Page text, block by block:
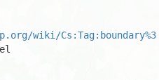
wiki/Cs:Tag:boundary%3